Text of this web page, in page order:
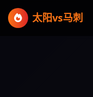
太阳vs马刺